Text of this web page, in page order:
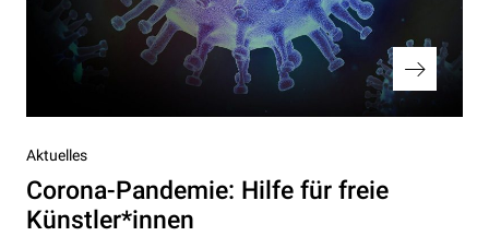
Nächster
Beitrag
Aktuelles
Corona-Pandemie: Hilfe für freie
Künstler*innen